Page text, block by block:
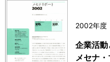
2002年度
企業活
メセナ